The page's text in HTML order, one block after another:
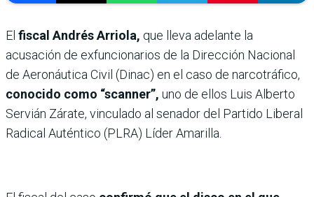
El fiscal Andrés Arriola, que lleva adelante la
acusación de exfuncionarios de la Dirección Nacional
de Aeronáutica Civil (Dinac) en el caso de narcotráfico,
conocido como “scanner”, uno de ellos Luis Alberto
Servián Zárate, vinculado al senador del Partido Liberal
Radical Auténtico (PLRA) Líder Amarilla.